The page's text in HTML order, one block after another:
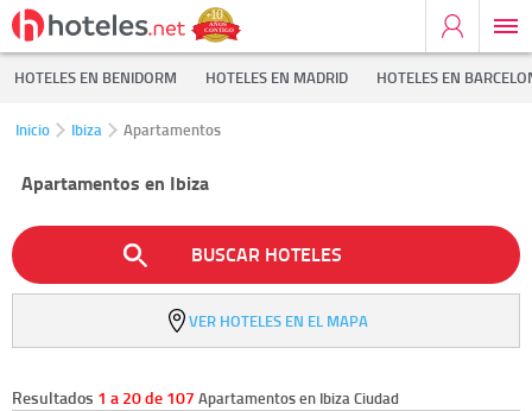
HOTELES EN BENIDORM HOTELES EN MADRID HOTELES EN
Inicio Ibiza Apartamentos
Apartamentos en Ibiza
BUSCAR HOTELES
VER HOTELES EN EL MAPA
Resultados 1 a 20 de 107 Apartamentos en Ibiza Ciudad